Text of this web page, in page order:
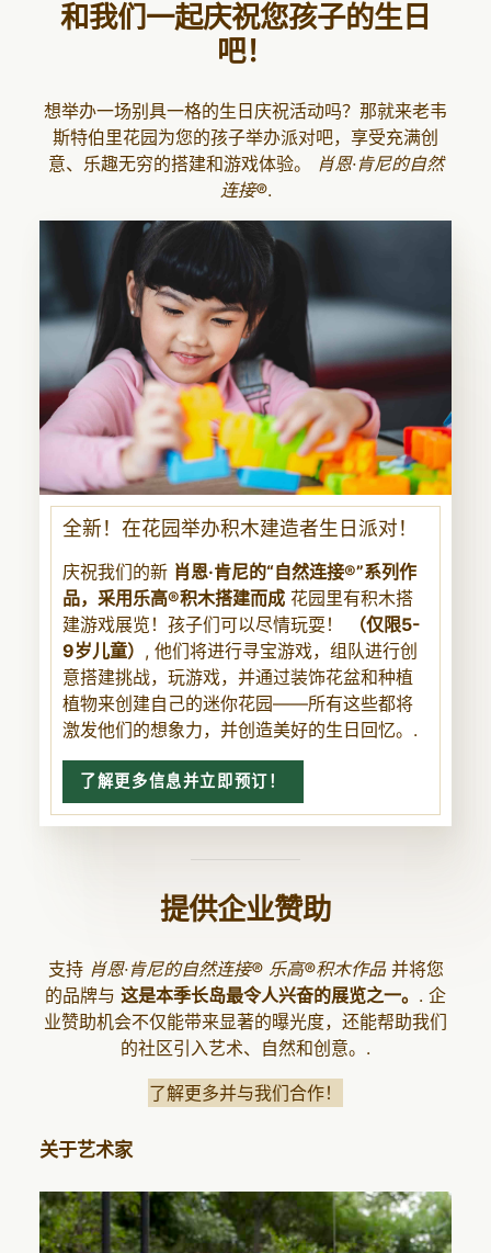
和我们一起庆祝您孩子的生日
吧！
想举办一场别具一格的生日庆祝活动吗？那就来老韦
斯特伯里花园为您的孩子举办派对吧，享受充满创
意、乐趣无穷的搭建和游戏体验。
肖恩·肯尼的自然
连接®.
全新！在花园举办积木建造者生日派对！
庆祝我们的新 肖恩·肯尼的“自然连接®”系列作
品，采用乐高®积木搭建而成花园里有积木搭
建游戏展览！孩子们可以尽情玩耍！
（仅限5-
9岁儿童） , 他们将进行寻宝游戏，组队进行创
意搭建挑战，玩游戏，并通过装饰花盆和种植
植物来创建自己的迷你花园——所有这些都将
激发他们的想象力，并创造美好的生日回忆。.
了解更多信息并立即预订！
提供企业赞助
支持 肖恩·肯尼的自然连接® 乐高®积木作品并将您
的品牌与 这是本季长岛最令人兴奋的展览之一。 . 企
业赞助机会不仅能带来显著的曝光度，还能帮助我们
的社区引入艺术、自然和创意。.
了解更多并与我们合作！
关于艺术家